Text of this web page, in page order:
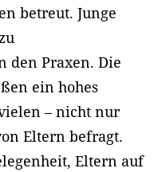
betreut. Junge
den Praxen. Die
ein hohes
– nicht nur
Eltern befragt.
Eltern auf